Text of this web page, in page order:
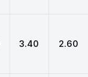
3.40 2.60